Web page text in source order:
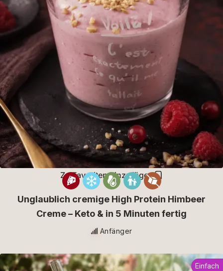
Zu Favoriten hinzufügen
Unglaublich cremige High Protein Himbeer
Creme – Keto & in 5 Minuten fertig
Anfänger
Einfach